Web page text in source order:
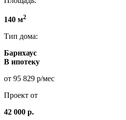
140 м2
Тип дома:
Барнхаус
В ипотеку
от 95 829 р/мес
Проект от
42 000 р.